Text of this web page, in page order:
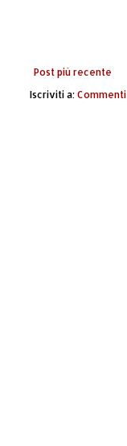
Post più recente
Iscriviti a: